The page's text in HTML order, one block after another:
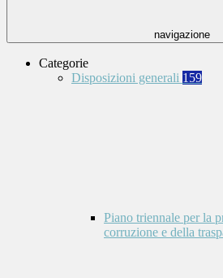
navigazione
Categorie
Disposizioni generali 159
Piano triennale per la
corruzione e della